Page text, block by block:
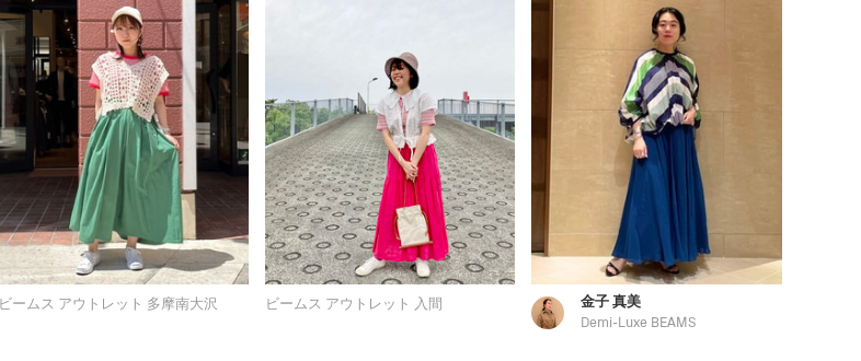
ビームス アウトレット 多摩南大沢 ビームス アウトレット 入間 金子 真美
Demi-Luxe BEAMS